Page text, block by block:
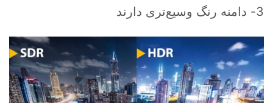
3- دامنه رنگ وسیع‌تری دارند